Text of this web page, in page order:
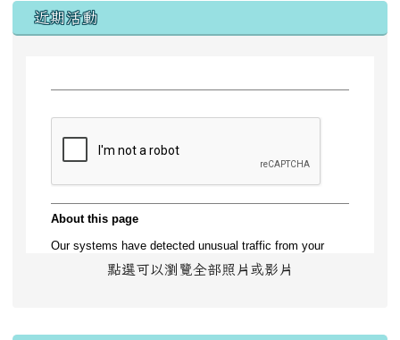
左邊區域內容
近期活動
點選可以瀏覽全部照片或影片